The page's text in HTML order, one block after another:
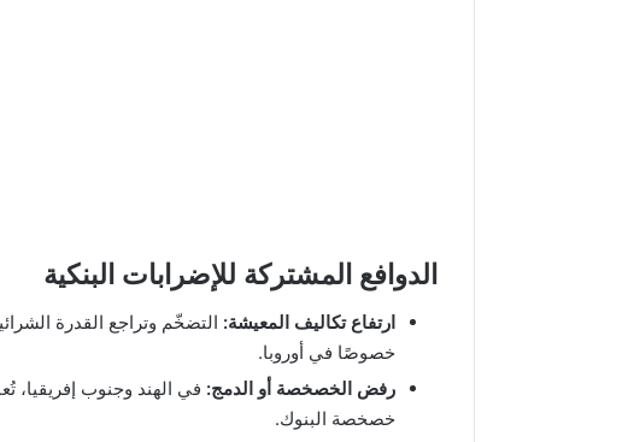
الدوافع المشتركة للإضرابات البنكية
ارتفاع تكاليف المعيشة: التضخّم وتراجع القدرة
خصوصًا في أوروبا.
رفض الخصخصة أو الدمج: في الهند وجنوب إفريقيا،
خصخصة البنوك.